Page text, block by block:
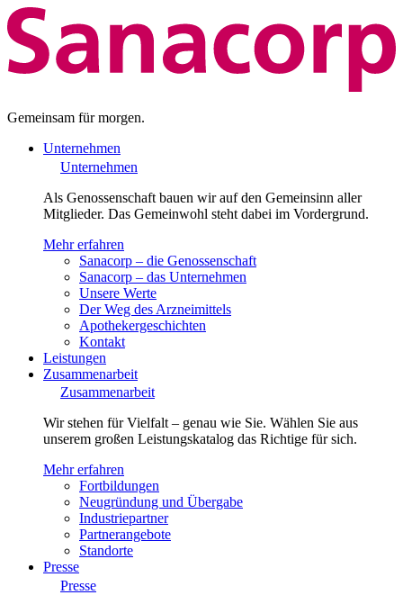
Gemeinsam für morgen.
Unternehmen
Unternehmen
Als Genossenschaft bauen wir auf den Gemeinsinn aller
Mitglieder. Das Gemeinwohl steht dabei im Vordergrund.
Mehr erfahren
Sanacorp – die Genossenschaft
Sanacorp – das Unternehmen
Unsere Werte
Der Weg des Arzneimittels
Apothekergeschichten
Kontakt
Leistungen
Zusammenarbeit
Zusammenarbeit
Wir stehen für Vielfalt – genau wie Sie. Wählen Sie aus
unserem großen Leistungskatalog das Richtige für sich.
Mehr erfahren
Fortbildungen
Neugründung und Übergabe
Industriepartner
Partnerangebote
Standorte
Presse
Presse